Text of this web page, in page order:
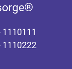
1110111
1110222